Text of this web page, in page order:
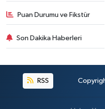
Puan Durumu ve Fikstür
Son Dakika Haberleri
RSS